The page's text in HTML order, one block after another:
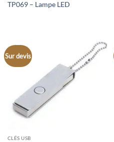
TP069 – Lampe LED
Sur devis
CLÉS USB